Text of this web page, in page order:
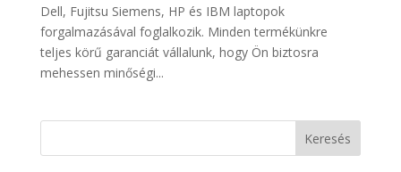
Dell, Fujitsu Siemens, HP és IBM laptopok
forgalmazásával foglalkozik. Minden termékünkre
teljes körű garanciát vállalunk, hogy Ön biztosra
mehessen minőségi...